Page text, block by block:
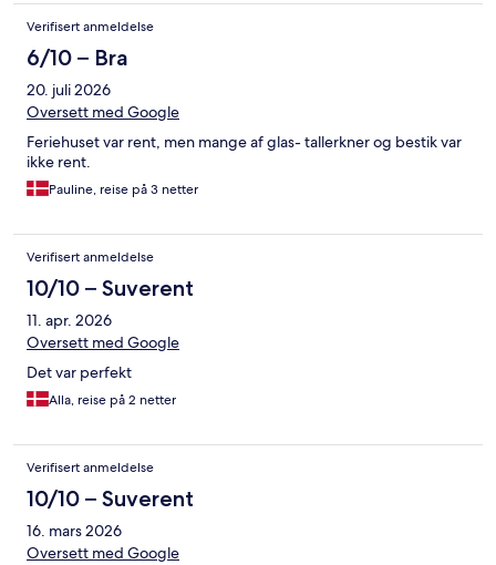
Verifisert anmeldelse
6/10 – Bra
20. juli 2026
Oversett med Google
Feriehuset var rent, men mange af glas- tallerkner og bestik var
ikke rent.
Pauline, reise på 3 netter
Verifisert anmeldelse
10/10 – Suverent
11. apr. 2026
Oversett med Google
Det var perfekt
Alla, reise på 2 netter
Verifisert anmeldelse
10/10 – Suverent
16. mars 2026
Oversett med Google